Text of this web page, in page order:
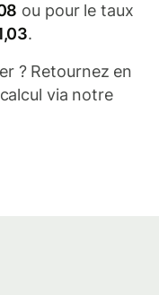
ou pour le taux
.
? Retournez en
via notre